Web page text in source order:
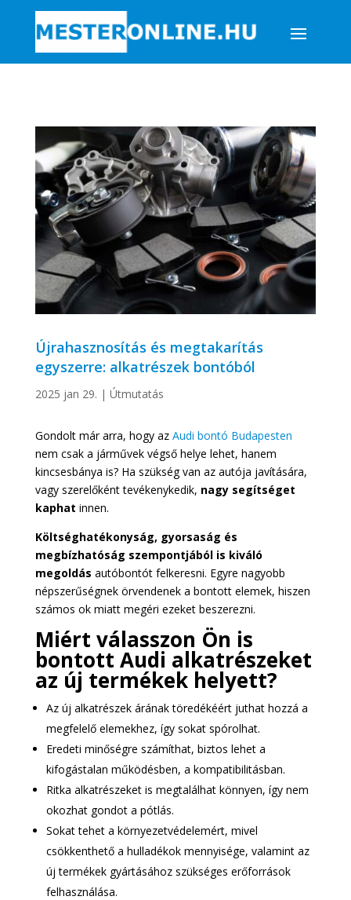
Újrahasznosítás és megtakarítás
egyszerre: alkatrészek bontóból
2025 jan 29. | Útmutatás
Gondolt már arra, hogy az Audi bontó Budapesten
nem csak a járművek végső helye lehet, hanem
kincsesbánya is? Ha szükség van az autója javítására,
vagy szerelőként tevékenykedik, nagy segítséget
kaphat innen.
Költséghatékonyság, gyorsaság és
megbízhatóság szempontjából is kiváló
megoldás autóbontót felkeresni. Egyre nagyobb
népszerűségnek örvendenek a bontott elemek, hiszen
számos ok miatt megéri ezeket beszerezni.
Miért válasszon Ön is
bontott Audi alkatrészeket
az új termékek helyett?
Az új alkatrészek árának töredékéért juthat hozzá a
megfelelő elemekhez, így sokat spórolhat.
Eredeti minőségre számíthat, biztos lehet a
kifogástalan működésben, a kompatibilitásban.
Ritka alkatrészeket is megtalálhat könnyen, így nem
okozhat gondot a pótlás.
Sokat tehet a környezetvédelemért, mivel
csökkenthető a hulladékok mennyisége, valamint az
új termékek gyártásához szükséges erőforrások
felhasználása.